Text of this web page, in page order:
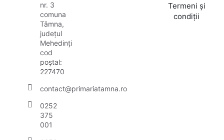
nr. 3
comuna
Tâmna,
județul
Mehedinți
cod
poștal:
227470
contact@primariatamna.ro
0252
375
001
Termeni și
condiții